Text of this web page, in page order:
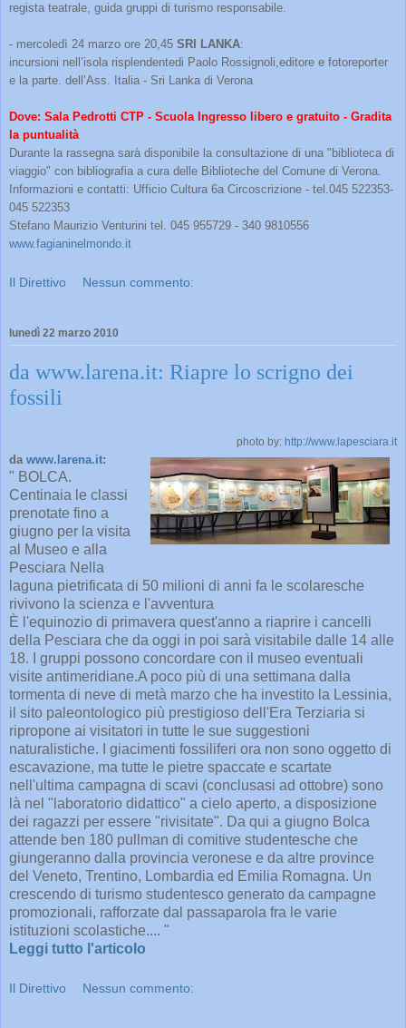
regista teatrale, guida gruppi di turismo responsabile.
- mercoledì 24 marzo ore 20,45 SRI LANKA:
incursioni nell’isola risplendentedi Paolo Rossignoli,editore e fotoreporter
e la parte. dellʼAss. Italia - Sri Lanka di Verona
Dove: Sala Pedrotti CTP - Scuola Ingresso libero e gratuito - Gradita
la puntualità
Durante la rassegna sarà disponibile la consultazione di una "biblioteca di
viaggio" con bibliografia a cura delle Biblioteche del Comune di Verona.
Informazioni e contatti: Ufficio Cultura 6a Circoscrizione - tel.045 522353-
045 522353
Stefano Maurizio Venturini tel. 045 955729 - 340 9810556
www.fagianinelmondo.it
Il Direttivo Nessun commento:
lunedì 22 marzo 2010
da www.larena.it: Riapre lo scrigno dei
fossili
photo by: http://www.lapesciara.it
da www.larena.it:
" BOLCA.
Centinaia le classi
prenotate fino a
giugno per la visita
al Museo e alla
Pesciara Nella
laguna pietrificata di 50 milioni di anni fa le scolaresche
rivivono la scienza e l'avventura
È l'equinozio di primavera quest'anno a riaprire i cancelli
della Pesciara che da oggi in poi sarà visitabile dalle 14 alle
18. I gruppi possono concordare con il museo eventuali
visite antimeridiane.A poco più di una settimana dalla
tormenta di neve di metà marzo che ha investito la Lessinia,
il sito paleontologico più prestigioso dell'Era Terziaria si
ripropone ai visitatori in tutte le sue suggestioni
naturalistiche. I giacimenti fossiliferi ora non sono oggetto di
escavazione, ma tutte le pietre spaccate e scartate
nell'ultima campagna di scavi (conclusasi ad ottobre) sono
là nel "laboratorio didattico" a cielo aperto, a disposizione
dei ragazzi per essere "rivisitate". Da qui a giugno Bolca
attende ben 180 pullman di comitive studentesche che
giungeranno dalla provincia veronese e da altre province
del Veneto, Trentino, Lombardia ed Emilia Romagna. Un
crescendo di turismo studentesco generato da campagne
promozionali, rafforzate dal passaparola fra le varie
istituzioni scolastiche.... "
Leggi tutto l'articolo
Il Direttivo Nessun commento: